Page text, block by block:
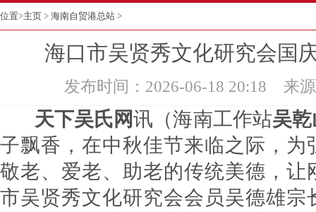
位置>主页 > 海南自贸港总站 >
海口市吴贤秀文化研究会国
发布时间：2026-06-18 20:18 来
天下吴氏网讯（海南工作站吴
子飘香，在中秋佳节来临之际，为
敬老、爱老、助老的传统美德，让
市吴贤秀文化研究会会员吴德雄宗